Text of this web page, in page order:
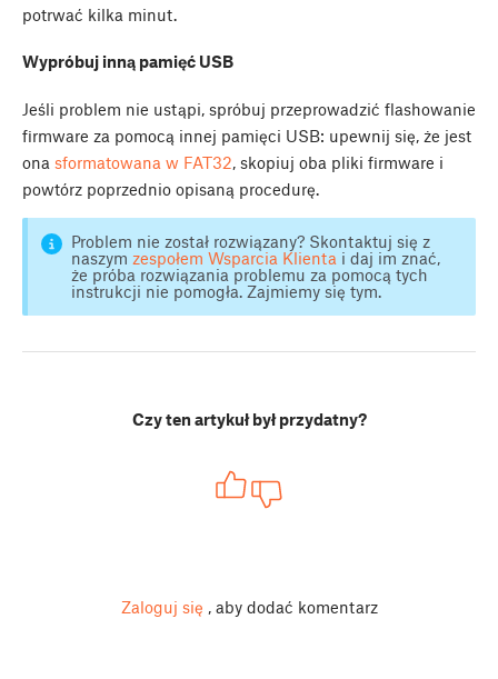
potrwać kilka minut.
Wypróbuj inną pamięć USB
Jeśli problem nie ustąpi, spróbuj przeprowadzić flashowanie
firmware za pomocą innej pamięci USB: upewnij się, że jest
ona sformatowana w FAT32, skopiuj oba pliki firmware i
powtórz poprzednio opisaną procedurę.
Problem nie został rozwiązany? Skontaktuj się z
naszym zespołem Wsparcia Klienta i daj im znać,
że próba rozwiązania problemu za pomocą tych
instrukcji nie pomogła. Zajmiemy się tym.
Czy ten artykuł był przydatny?
Zaloguj się , aby dodać komentarz